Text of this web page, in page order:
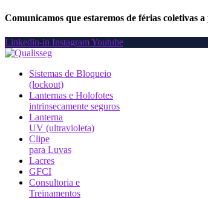
Comunicamos que estaremos de férias coletivas
Linkedin-in InstagramYoutube
Sistemas de Bloqueio
(lockout)
Lanternas e Holofotes
intrinsecamente seguros
Lanterna
UV (ultravioleta)
Clipe
para Luvas
Lacres
GFCI
Consultoria e
Treinamentos